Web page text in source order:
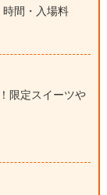
間・入場料
限定スイーツや